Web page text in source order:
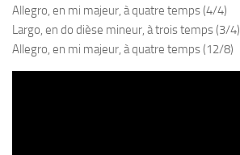
Allegro, en mi majeur, à quatre temps (4/4)
Largo, en do dièse mineur, à trois temps (3/4)
Allegro, en mi majeur, à quatre temps (12/8)